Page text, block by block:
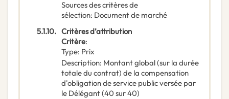
Sources des critères de
sélection: Document de marché
5.1.10. Critères d’attribution
Critère:
Type: Prix
Description: Montant global (sur la durée
totale du contrat) de la compensation
d'obligation de service public versée par
le Délégant (40 sur 40)